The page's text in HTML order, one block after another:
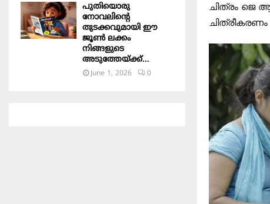
ചിത്രം ജെ
പുതിയൊരു
നോവലിന്റെ
തുടക്കവുമായി ഈ
ജൂൺ ലക്കം
നിങ്ങളുടെ
അടുത്തേയ്ക്ക്…
June 1, 2026 0